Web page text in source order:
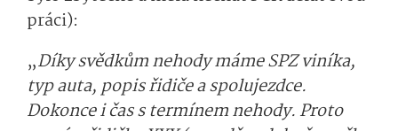
práci):
„Díky svědkům nehody máme SPZ viníka,
typ auta, popis řidiče a spolujezdce.
Dokonce i čas s termínem nehody. Proto